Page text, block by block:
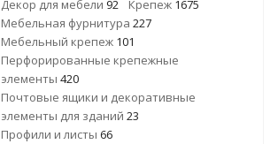
Декор для мебели 92 Крепеж 1675
Мебельная фурнитура 227
Мебельный крепеж 101
Перфорированные крепежные
элементы 420
Почтовые ящики и декоративные
элементы для зданий 23
Профили и листы 66